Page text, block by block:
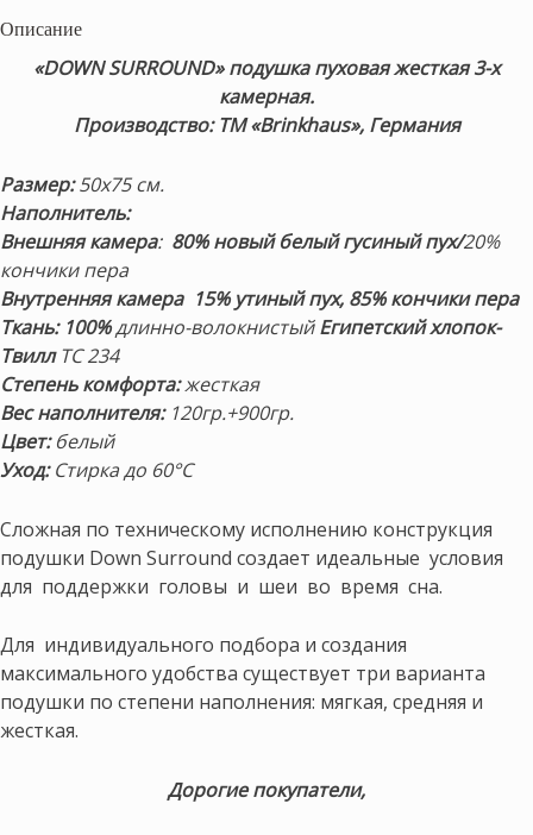
Описание
«DOWN SURROUND» подушка пуховая жесткая 3-х
камерная.
Производство: ТМ «Brinkhaus», Германия
Размер:50х75 см.
Наполнитель:
Внешняя камера: 80% новый белый гусиный пух/20%
кончики пера
Внутренняя камера 15% утиный пух, 85% кончики пера
Ткань: 100%длинно-волокнистыйЕгипетский хлопок-
ТвиллTC 234
Степень комфорта:жесткая
Вес наполнителя:120гр.+900гр.
Цвет:белый
Уход:Стирка до 60°С
Сложная по техническому исполнению конструкция
подушки Down Surround создает идеальные условия
для поддержки головы и шеи во время сна.
Для индивидуального подбора и создания
максимального удобства существует три варианта
подушки по степени наполнения: мягкая, средняя и
жесткая.
Дорогие покупатели,